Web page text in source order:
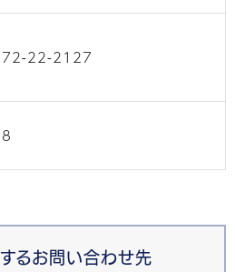
22-2127
るお問い合わせ先